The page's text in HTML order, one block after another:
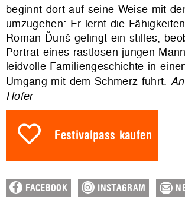
beginnt dort auf seine Weise mit
umzugehen: Er lernt die
Roman Ďuriš gelingt ein stilles,
Porträt eines rastlosen jungen
leidvolle Familiengeschichte in
Umgang mit dem Schmerz führt.
Hofer
Festivalpass kaufen
FACEBOOK INSTAGRAM